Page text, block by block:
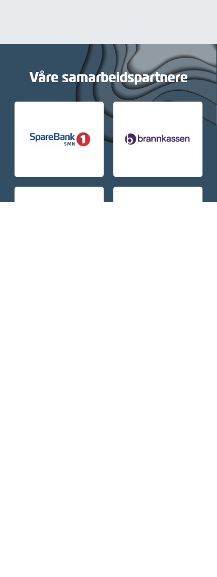
Våre samarbeidspartnere